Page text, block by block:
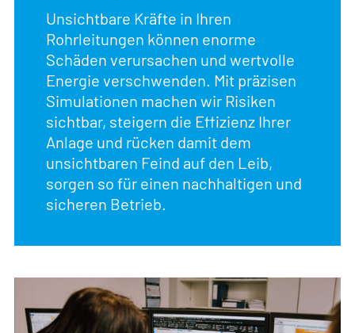
Unsichtbare Kräfte in Ihren
Rohrleitungen können enorme
Schäden verursachen und wertvolle
Energie verschwenden. Mit präzisen
Simulationen machen wir Risiken
sichtbar, steigern die Effizienz Ihrer
Anlage und rücken damit dem
unsichtbaren Feind auf den Leib,
sorgen so für einen nachhaltigen und
sicheren Betrieb.